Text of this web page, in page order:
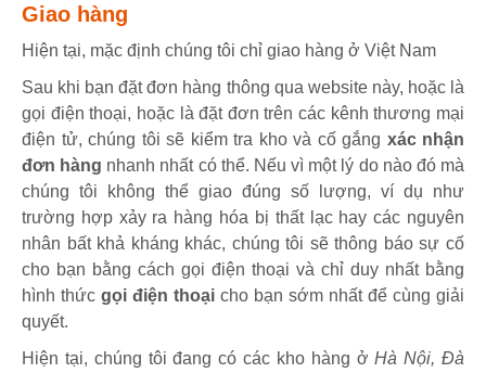
Giao hàng
Hiện tại, mặc định chúng tôi chỉ giao hàng ở Việt Nam
Sau khi bạn đặt đơn hàng thông qua website này, hoặc là
gọi điện thoại, hoặc là đặt đơn trên các kênh thương mại
điện tử, chúng tôi sẽ kiểm tra kho và cố gắng xác nhận
đơn hàng nhanh nhất có thể. Nếu vì một lý do nào đó mà
chúng tôi không thể giao đúng số lượng, ví dụ như
trường hợp xảy ra hàng hóa bị thất lạc hay các nguyên
nhân bất khả kháng khác, chúng tôi sẽ thông báo sự cố
cho bạn bằng cách gọi điện thoại và chỉ duy nhất bằng
hình thức gọi điện thoại cho bạn sớm nhất để cùng giải
quyết.
Hiện tại, chúng tôi đang có các kho hàng ởHà Nội, Đà